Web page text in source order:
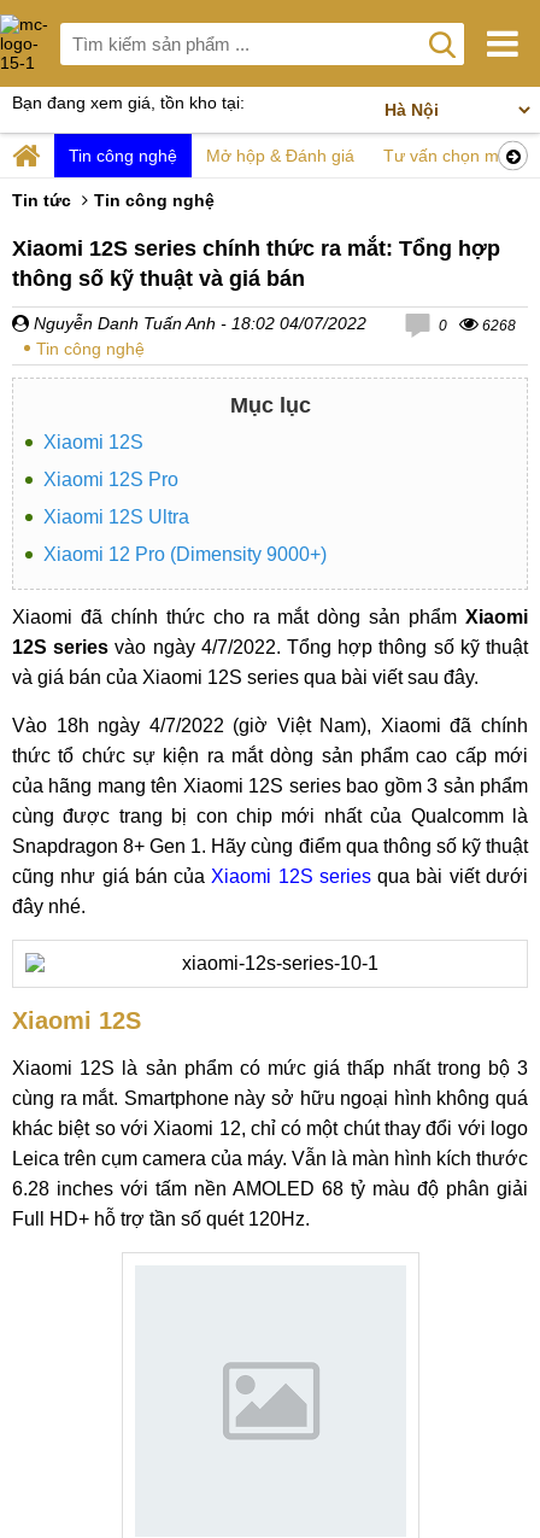
Bạn đang xem giá, tồn kho tại:
Tin công nghệ Mở hộp & Đánh giá Tư vấn chọn mua
Tin tức Tin công nghệ
Xiaomi 12S series chính thức ra mắt: Tổng hợp
thông số kỹ thuật và giá bán
Nguyễn Danh Tuấn Anh - 18:02 04/07/2022
Tin công nghệ
0 6268
Mục lục
Xiaomi 12S
Xiaomi 12S Pro
Xiaomi 12S Ultra
Xiaomi 12 Pro (Dimensity 9000+)
Xiaomi đã chính thức cho ra mắt dòng sản phẩm Xiaomi
12S series vào ngày 4/7/2022. Tổng hợp thông số kỹ thuật
và giá bán của Xiaomi 12S series qua bài viết sau đây.
Vào 18h ngày 4/7/2022 (giờ Việt Nam), Xiaomi đã chính
thức tổ chức sự kiện ra mắt dòng sản phẩm cao cấp mới
của hãng mang tên Xiaomi 12S series bao gồm 3 sản phẩm
cùng được trang bị con chip mới nhất của Qualcomm là
Snapdragon 8+ Gen 1. Hãy cùng điểm qua thông số kỹ thuật
cũng như giá bán của Xiaomi 12S seriesqua bài viết dưới
đây nhé.
Xiaomi 12S
Xiaomi 12S là sản phẩm có mức giá thấp nhất trong bộ 3
cùng ra mắt. Smartphone này sở hữu ngoại hình không quá
khác biệt so với Xiaomi 12, chỉ có một chút thay đổi với logo
Leica trên cụm camera của máy. Vẫn là màn hình kích thước
6.28 inches với tấm nền AMOLED 68 tỷ màu độ phân giải
Full HD+ hỗ trợ tần số quét 120Hz.